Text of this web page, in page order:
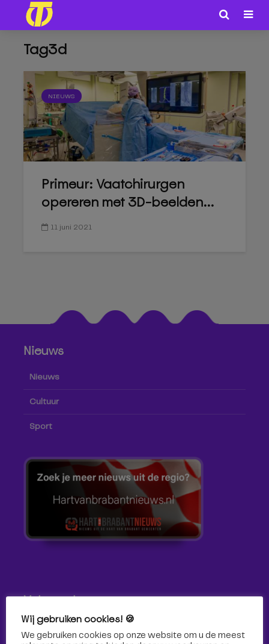
Tag3d
NIEUWS
Primeur: Vaatchirurgen
opereren met 3D-beelden...
11 juni 2021
Nieuws
Nieuws
Cultuur
Sport
Volg ons!
Volg Omroep Tilburg niet alleen hier, maar ook via social
media!
Wij gebruiken cookies! 🍪
We gebruiken cookies op onze website om u de meest